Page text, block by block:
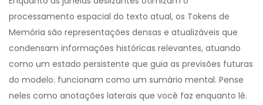
processamento espacial do texto atual, os Tokens de
Memória são representações densas e atualizáveis que
condensam informações históricas relevantes, atuando
como um estado persistente que guia as previsões futuras
do modelo. funcionam como um sumário mental. Pense
neles como anotações laterais que você faz enquanto lê.